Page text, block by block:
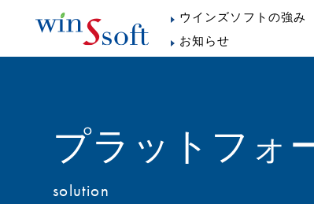
ウインズソフトの強み
お知らせ
プラットフォ
solution